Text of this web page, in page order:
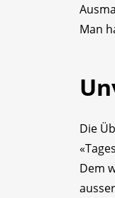
Man
Die
Dem